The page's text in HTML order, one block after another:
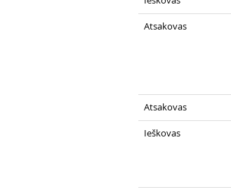
Atsakovas
Atsakovas
Ieškovas